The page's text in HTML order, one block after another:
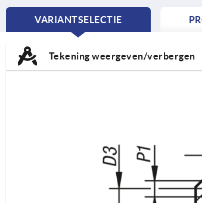
VARIANTSELECTIE
CURRENT
Tekening weergeven/verbergen